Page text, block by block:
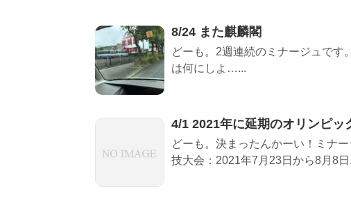
8/24 また麒麟閣
どーも。2週連続のミナージュです
は何にしよ…...
4/1 2021年に延期のオリンピッ
どーも。決まったんかーい！ミナ
技大会：2021年7月23日から8月8日